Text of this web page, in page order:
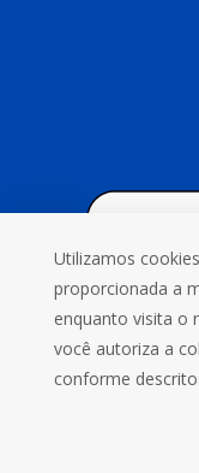
Utilizamos
proporcionada a
enquanto visita o
você autoriza a
conforme